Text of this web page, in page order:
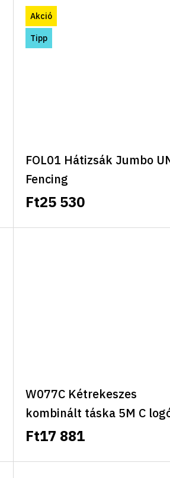
Akció
Tipp
FOL01 Hátizsák Jumbo
Fencing
Ft25 530
W077C Kétrekeszes
kombinált táska 5M C
kézben vagy háton
Ft17 881